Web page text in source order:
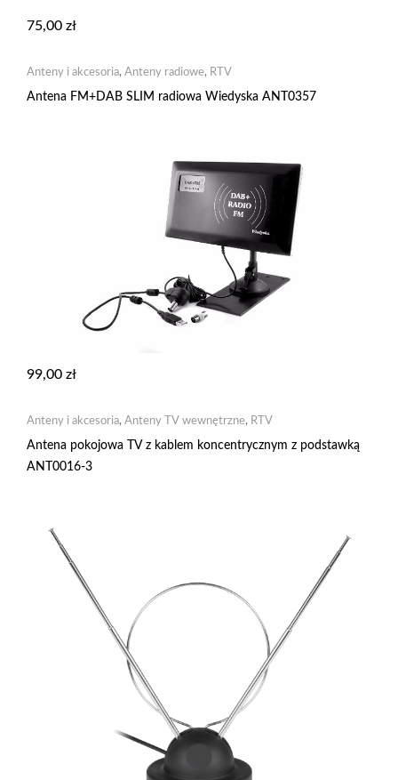
75,00 zł
Anteny i akcesoria, Anteny radiowe, RTV
Antena FM+DAB SLIM radiowa Wiedyska ANT0357
99,00 zł
Anteny i akcesoria, Anteny TV wewnętrzne, RTV
Antena pokojowa TV z kablem koncentrycznym z podstawką
ANT0016-3